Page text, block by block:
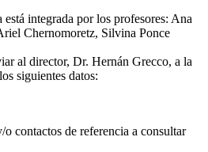
está integrada por los profesores: Ana
Chernomoretz, Silvina Ponce
al director, Dr. Hernán Grecco, a la
siguientes datos:
contactos de referencia a consultar